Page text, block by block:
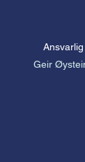
Geir